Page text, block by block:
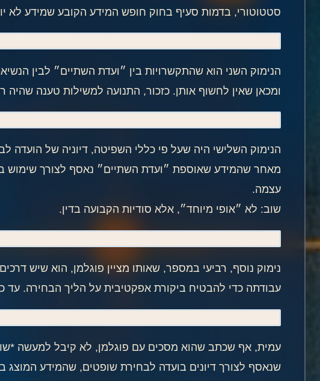
סטטוטורי, בדמות סעיף בחוק חופש המידע הקובע שמידע לא
הנימוק השני הוא שהתקשרויות בין ״ועדת השתיים״ לבין
ומכאן שאין לחשוף אותן. כזכור, התנועה למשילות טענה
הנימוק השלישי היה שעל פי כללי השפיטה, דיוניה של הועדה
מאחר שהמידע שאוספת ״ועדת השתיים״ נאסף לצורך שימוש
עצמה.
שוב: לא ״אופי מיוחד״, אלא סודיות הקבועה בדין.
נימוק נוסף, רביעי במספר, שאותו מציין פוגלמן, הוא שיש
עבודתה כדי להבטיח ביקורת אפקטיבית על הליך הבחירה. עד
עמית, אף שכתב שהוא מסכים עם פוגלמן, לא קיבל למעשה
שנאסף לצורך דיונים בועדה לבחירת שופטים, שהמידע המוצג